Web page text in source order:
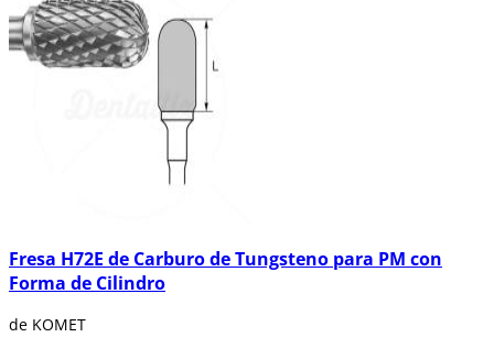
Fresa H72E de Carburo de Tungsteno para PM con
Forma de Cilindro
de KOMET